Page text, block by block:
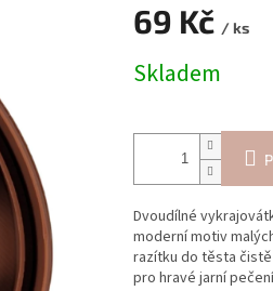
69 Kč / ks
cena:
Skladem
Dvoudílné
moderní motiv
razítku do těsta
pro hravé jarní